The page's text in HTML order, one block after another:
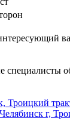
Троицкий
г,